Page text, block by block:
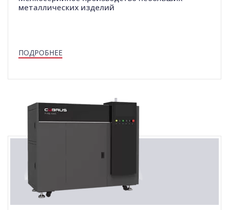
металлических изделий
ПОДРОБНЕЕ